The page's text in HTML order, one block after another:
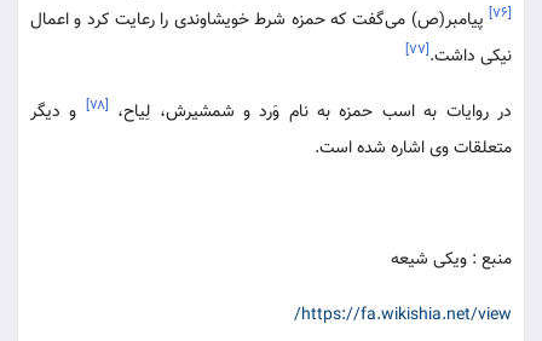
[۷۶]
پیامبر(ص) می‌گفت که حمزه شرط خویشاوندی را رعایت کرد و اعمال
نیکی داشت.[۷۷]
در روایات به اسب حمزه به نام وَرد و شمشیرش، لِیاح، [۷۸]
و دیگر
متعلقات وی اشاره شده است.
منبع : ویکی شیعه
https://fa.wikishia.net/view/